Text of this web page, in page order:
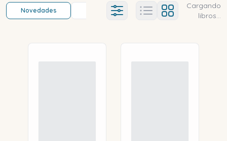
Novedades Título (a-z) Título (z-a)
Ajustes abierto
Cargando
libros...